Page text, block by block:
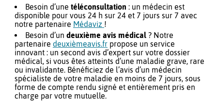
Besoin d’une téléconsultation : un médecin est
disponible pour vous 24 h sur 24 et 7 jours sur 7 avec
notre partenaire Médaviz !
Besoin d’un deuxième avis médical ? Notre
partenaire deuxièmeavis.fr propose un service
innovant : un second avis d’expert sur votre dossier
médical, si vous êtes atteints d’une maladie grave, rare
ou invalidante. Bénéficiez de l’avis d’un médecin
spécialiste de votre maladie en moins de 7 jours, sous
forme de compte rendu signé et entièrement pris en
charge par votre mutuelle.